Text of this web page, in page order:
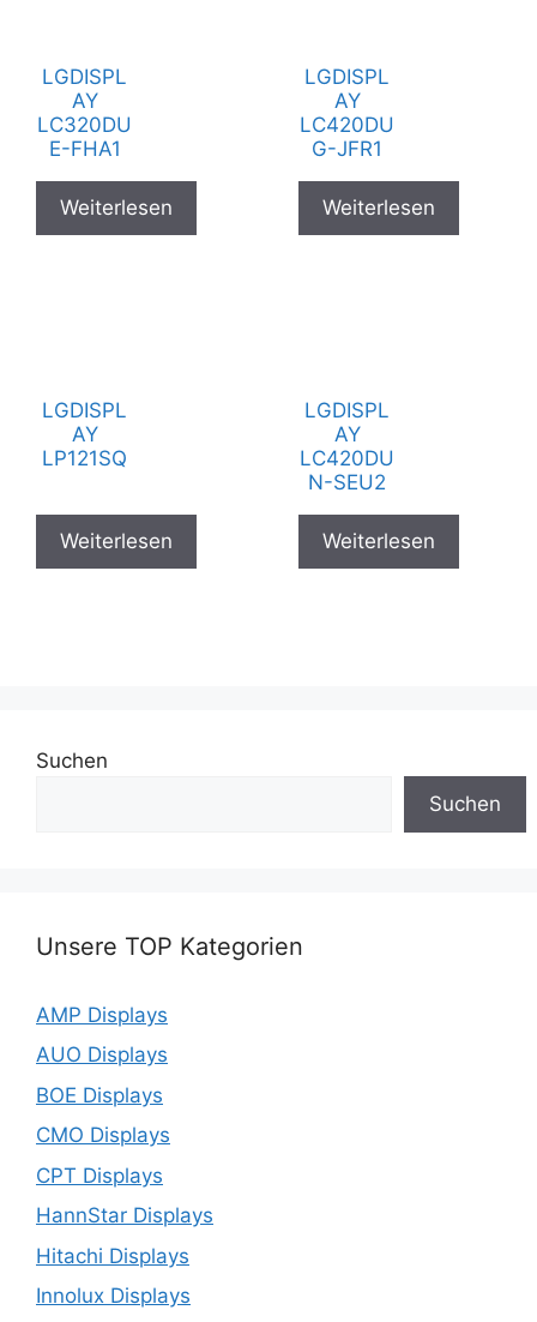
LGDISPL
AY
LC320DU
E-FHA1
Weiterlesen
LGDISPL
AY
LC420DU
G-JFR1
Weiterlesen
LGDISPL
AY
LP121SQ
Weiterlesen
LGDISPL
AY
LC420DU
N-SEU2
Weiterlesen
Suchen
Suchen
Unsere TOP Kategorien
AMP Displays
AUO Displays
BOE Displays
CMO Displays
CPT Displays
HannStar Displays
Hitachi Displays
Innolux Displays